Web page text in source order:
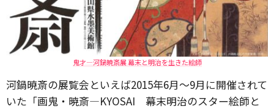
鬼才―河鍋暁斎展 幕末と明治を生きた絵師
河鍋暁斎の展覧会といえば2015年6月〜9月に開催されて
いた「画鬼・暁斎—KYOSAI 幕末明治のスター絵師と